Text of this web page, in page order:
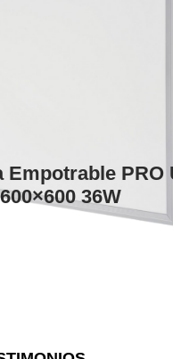
Empotrable PRO
36W